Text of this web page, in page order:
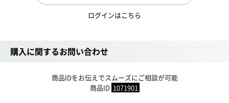
ログインはこちら
購入に関するお問い合わせ
商品IDをお伝えでスムーズにご相談が可能
商品ID 1071901